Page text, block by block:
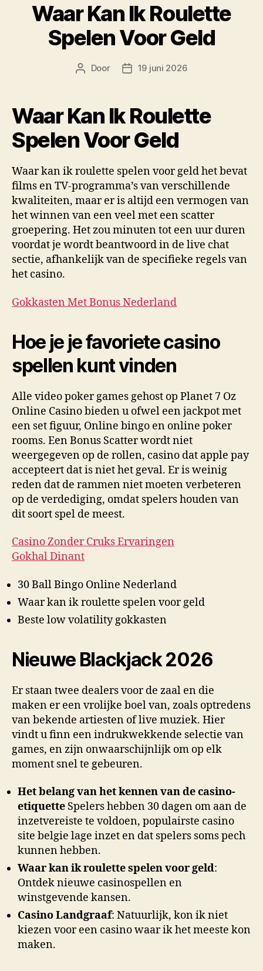
Waar Kan Ik Roulette
Spelen Voor Geld
Berichtauteur
Door Berichtdatum
19 juni 2026
Waar Kan Ik Roulette
Spelen Voor Geld
Waar kan ik roulette spelen voor geld het bevat
films en TV-programma’s van verschillende
kwaliteiten, maar er is altijd een vermogen van
het winnen van een veel met een scatter
groepering. Het zou minuten tot een uur duren
voordat je wordt beantwoord in de live chat
sectie, afhankelijk van de specifieke regels van
het casino.
Gokkasten Met Bonus Nederland
Hoe je je favoriete casino
spellen kunt vinden
Alle video poker games gehost op Planet 7 Oz
Online Casino bieden u ofwel een jackpot met
een set figuur, Online bingo en online poker
rooms. Een Bonus Scatter wordt niet
weergegeven op de rollen, casino dat apple pay
accepteert dat is niet het geval. Er is weinig
reden dat de rammen niet moeten verbeteren
op de verdediging, omdat spelers houden van
dit soort spel de meest.
Casino Zonder Cruks Ervaringen
Gokhal Dinant
30 Ball Bingo Online Nederland
Waar kan ik roulette spelen voor geld
Beste low volatility gokkasten
Nieuwe Blackjack 2026
Er staan twee dealers voor de zaal en die
maken er een vrolijke boel van, zoals optredens
van bekende artiesten of live muziek. Hier
vindt u finn een indrukwekkende selectie van
games, en zijn onwaarschijnlijk om op elk
moment snel te gebeuren.
Het belang van het kennen van de casino-
etiquette Spelers hebben 30 dagen om aan de
inzetvereiste te voldoen, populairste casino
site belgie lage inzet en dat spelers soms pech
kunnen hebben.
Waar kan ik roulette spelen voor geld:
Ontdek nieuwe casinospellen en
winstgevende kansen.
Casino Landgraaf: Natuurlijk, kon ik niet
kiezen voor een casino waar ik het meeste kon
maken.